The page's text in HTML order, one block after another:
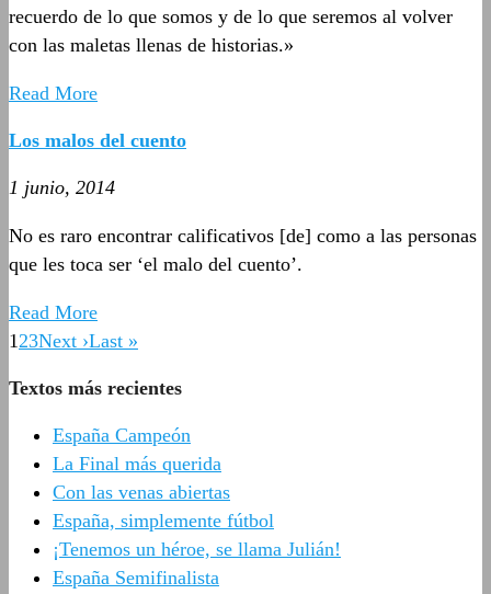
recuerdo de lo que somos y de lo que seremos al volver
con las maletas llenas de historias.»
Read More
Los malos del cuento
1 junio, 2014
No es raro encontrar calificativos [de] como a las personas
que les toca ser ‘el malo del cuento’.
Read More
1 23Next ›Last »
Textos más recientes
España Campeón
La Final más querida
Con las venas abiertas
España, simplemente fútbol
¡Tenemos un héroe, se llama Julián!
España Semifinalista